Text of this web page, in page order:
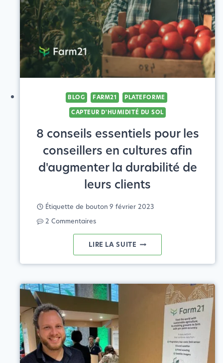
SUR
DES
DONNÉES
BLOG FARM21
PLATEFORME
CAPTEUR D'HUMIDITÉ DU SOL
8 conseils essentiels pour les
conseillers en cultures afin
d'augmenter la durabilité de
leurs clients
Étiquette de bouton 9 février 2023
2 Commentaires
LIRE LA SUITE 8
CONSEILS
POUR
CONSEILLERS
CULTURES